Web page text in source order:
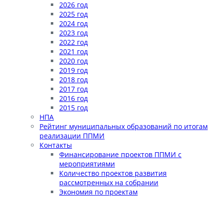
2026 год
2025 год
2024 год
2023 год
2022 год
2021 год
2020 год
2019 год
2018 год
2017 год
2016 год
2015 год
НПА
Рейтинг муниципальных образований по итогам
реализации ППМИ
Контакты
Финансирование проектов ППМИ с
мероприятиями
Количество проектов развития
рассмотренных на собрании
Экономия по проектам